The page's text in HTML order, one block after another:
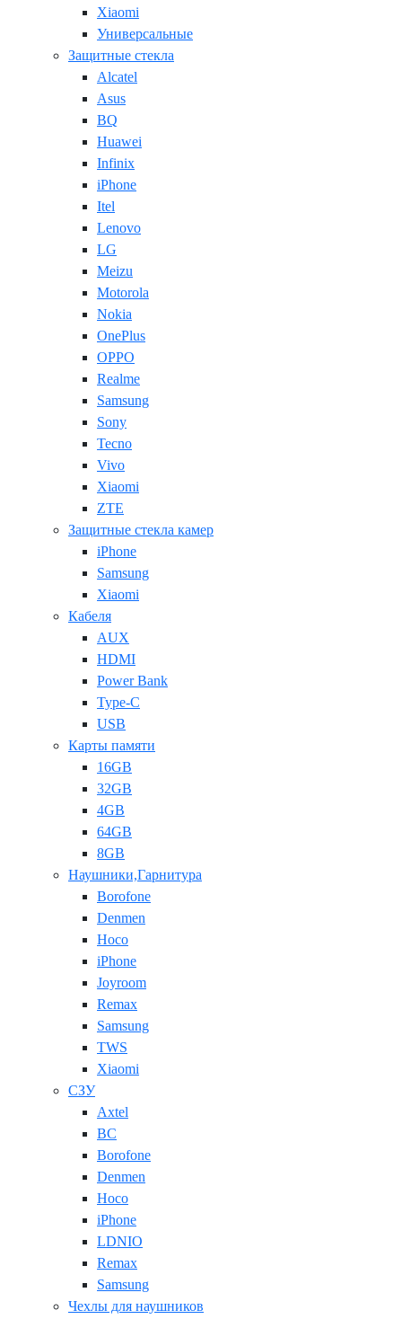
Xiaomi
Универсальные
Защитные стекла
Alcatel
Asus
BQ
Huawei
Infinix
iPhone
Itel
Lenovo
LG
Meizu
Motorola
Nokia
OnePlus
OPPO
Realme
Samsung
Sony
Tecno
Vivo
Xiaomi
ZTE
Защитные стекла камер
iPhone
Samsung
Xiaomi
Кабеля
AUX
HDMI
Power Bank
Type-C
USB
Карты памяти
16GB
32GB
4GB
64GB
8GB
Наушники,Гарнитура
Borofone
Denmen
Hoco
iPhone
Joyroom
Remax
Samsung
TWS
Xiaomi
СЗУ
Axtel
BC
Borofone
Denmen
Hoco
iPhone
LDNIO
Remax
Samsung
Чехлы для наушников